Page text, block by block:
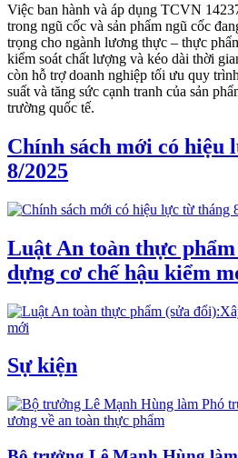
Việc ban hành và áp dụng TCVN
trong ngũ cốc và sản phẩm ngũ cốc
trọng cho ngành lương thực – thực
kiểm soát chất lượng và kéo dài thời
còn hỗ trợ doanh nghiệp tối ưu quy
suất và tăng sức cạnh tranh của sản
trường quốc tế.
Chính sách mới có hiệu
8/2025
Luật An toàn thực
dựng cơ chế hậu kiểm
Sự kiện